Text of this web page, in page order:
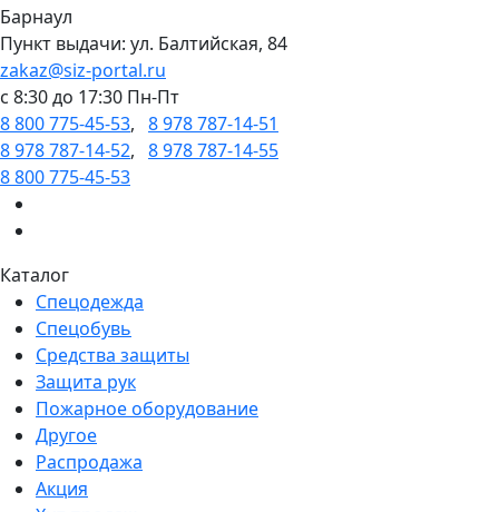
Барнаул
Пункт выдачи: ул. Балтийская, 84
zakaz@siz-portal.ru
c 8:30 до 17:30 Пн-Пт
8 800 775-45-53, 8 978 787-14-51
8 978 787-14-52, 8 978 787-14-55
8 800 775-45-53
Каталог
Спецодежда
Спецобувь
Средства защиты
Защита рук
Пожарное оборудование
Другое
Распродажа
Акция